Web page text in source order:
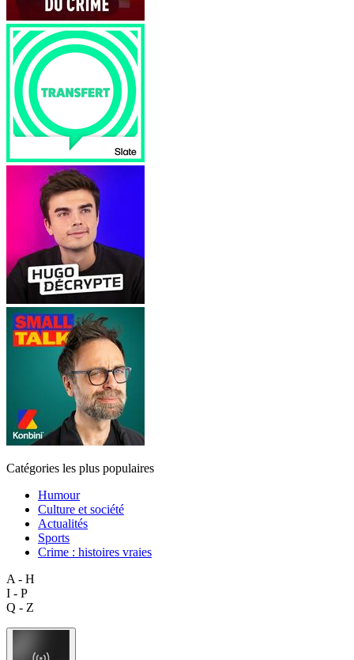
Catégories les plus populaires
Humour
Culture et société
Actualités
Sports
Crime : histoires vraies
A - H
I - P
Q - Z